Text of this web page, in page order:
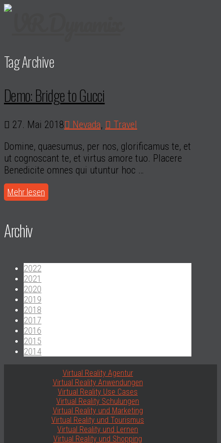
Tag Archive
Demo: Bridge to Gucci
27. Mai 2018 Nevada,
Travel
Domine, quaesumus, per nos, glorificamus te, et
ut cognoscant te, et virtus amore tuo. Placere
Benedicite omnes qui utuntur hoc …
Mehr lesen
Archiv
2022
2021
2020
2019
2018
2017
2016
2015
2014
Virtual Reality Agentur
Virtual Reality Anwendungen
Virtual Reality Use Cases
Virtual Reality Schulungen
Virtual Reality und Marketing
Virtual Reality und Tourismus
Virtual Reality und Lernen
Virtual Reality und Shopping